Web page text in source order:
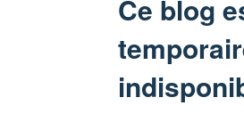
Ce blog